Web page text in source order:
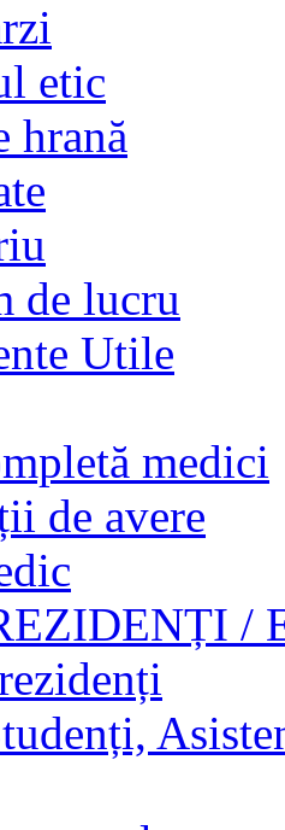
etic
hrană
de lucru
Utile
medici
de avere
/